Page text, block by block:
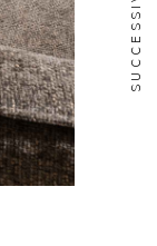
SUCCESSIVO